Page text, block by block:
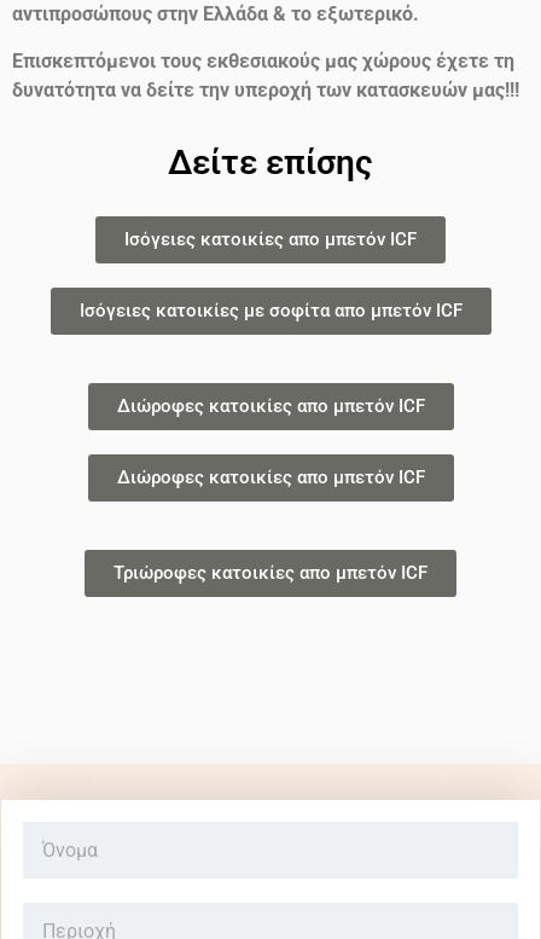
αντιπροσώπους στην Ελλάδα & το εξωτερικό.
Επισκεπτόμενοι τους εκθεσιακούς μας χώρους έχετε τη
δυνατότητα να δείτε την υπεροχή των κατασκευών μας!!!
Δείτε επίσης
Ισόγειες κατοικίες απο μπετόν ICF
Ισόγειες κατοικίες με σοφίτα απο μπετόν ICF
Διώροφες κατοικίες απο μπετόν ICF
Διώροφες κατοικίες απο μπετόν ICF
Τριώροφες κατοικίες απο μπετόν ICF